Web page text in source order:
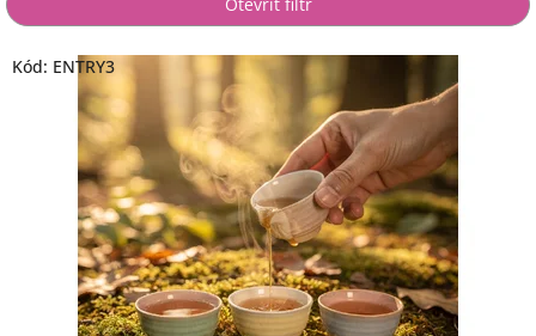
r
d
V
Kód: ENTRY3